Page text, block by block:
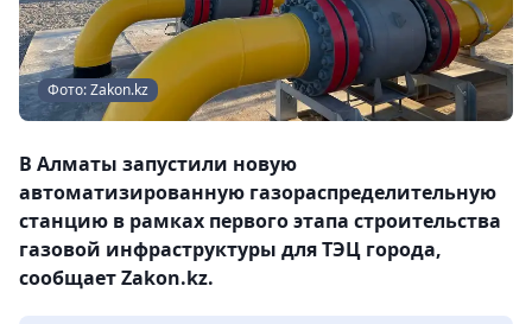
Фото: Zakon.kz
В Алматы запустили новую
автоматизированную газораспределительную
станцию в рамках первого этапа строительства
газовой инфраструктуры для ТЭЦ города,
сообщает Zakon.kz.